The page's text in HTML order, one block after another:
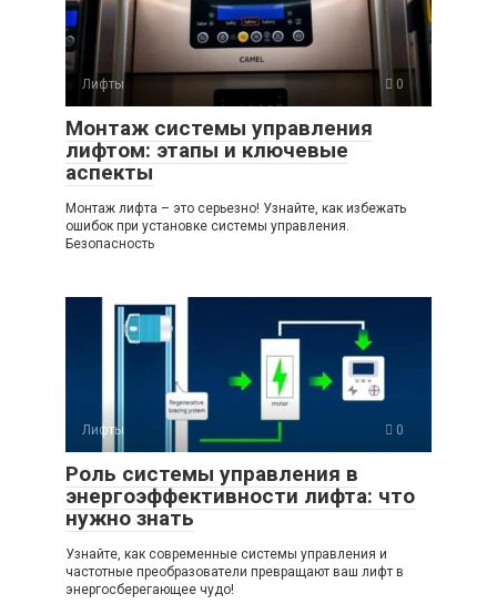
Лифты 0
Монтаж системы управления
лифтом: этапы и ключевые
аспекты
Монтаж лифта – это серьезно! Узнайте, как избежать
ошибок при установке системы управления.
Безопасность
Лифты 0
Роль системы управления в
энергоэффективности лифта: что
нужно знать
Узнайте, как современные системы управления и
частотные преобразователи превращают ваш лифт в
энергосберегающее чудо!